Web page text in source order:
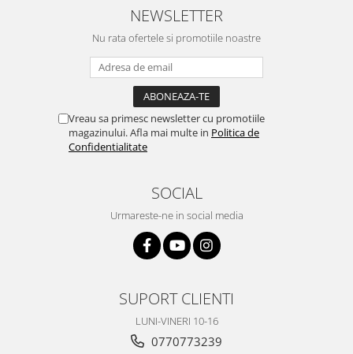
NEWSLETTER
Nu rata ofertele si promotiile noastre
Vreau sa primesc newsletter cu promotiile
magazinului. Afla mai multe in Politica de
Confidentialitate
SOCIAL
Urmareste-ne in social media
SUPORT CLIENTI
LUNI-VINERI 10-16
0770773239